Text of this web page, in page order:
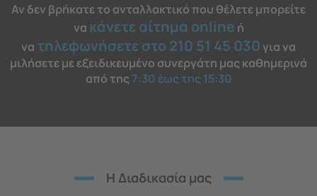
Αν δεν βρήκατε το ανταλλακτικό που θέλετε μπορείτε
να κάνετε αίτημα online ή
νατηλεφωνήσετε στο 210 51 45 030 για να
μιλήσετε με εξειδικευμένο συνεργάτη μας καθημερινά
από της7:30 έως της 15:30
H Διαδικασία μας